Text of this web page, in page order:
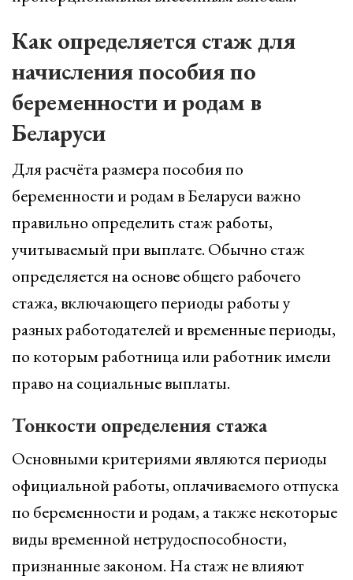
Как определяется стаж для
начисления пособия по
беременности и родам в
Беларуси
Для расчёта размера пособия по
беременности и родам в Беларуси важно
правильно определить стаж работы,
учитываемый при выплате. Обычно стаж
определяется на основе общего рабочего
стажа, включающего периоды работы у
разных работодателей и временные периоды,
по которым работница или работник имели
право на социальные выплаты.
Тонкости определения стажа
Основными критериями являются периоды
официальной работы, оплачиваемого отпуска
по беременности и родам, а также некоторые
виды временной нетрудоспособности,
признанные законом. На стаж не влияют